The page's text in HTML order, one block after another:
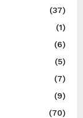
(37)
(1)
(6)
(5)
(7)
(9)
(70)